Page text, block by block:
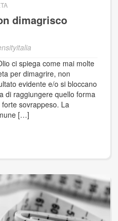
dimagrisco
ci spiega come mai molte
per dimagrire, non
evidente e/o si bloccano
di raggiungere quello forma
sovrappeso. La
[…]